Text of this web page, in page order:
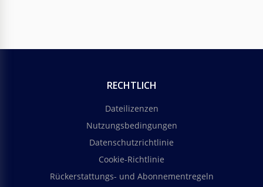
RECHTLICH
Dateilizenzen
Nutzungsbedingungen
Datenschutzrichtlinie
Cookie-Richtlinie
Rückerstattungs- und Abonnementregeln